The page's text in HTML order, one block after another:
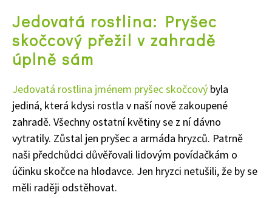
Jedovatá rostlina: Pryšec
skočcový přežil v zahradě
úplně sám
Jedovatá rostlina jménem pryšec skočcový byla
jediná, která kdysi rostla v naší nově zakoupené
zahradě. Všechny ostatní květiny se z ní dávno
vytratily. Zůstal jen pryšec a armáda hryzců. Patrně
naši předchůdci důvěřovali lidovým povídačkám o
účinku skočce na hlodavce. Jen hryzci netušili, že by se
měli raději odstěhovat.